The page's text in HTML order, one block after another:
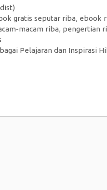
gratis seputar riba, ebook
macam riba, pengertian
Pelajaran dan Inspirasi